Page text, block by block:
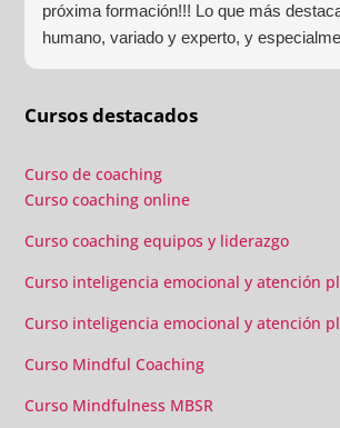
próxima formación!!! Lo que más
humano, variado y experto, y
añadido con multitud de formaciones,
gran liderazgo de Beatriz Ricondo!!!
Cursos destacados
Curso de coaching
Curso coaching online
Curso coaching equipos y liderazgo
Curso inteligencia emocional y atención
Curso inteligencia emocional y atención
Curso Mindful Coaching
Curso Mindfulness MBSR